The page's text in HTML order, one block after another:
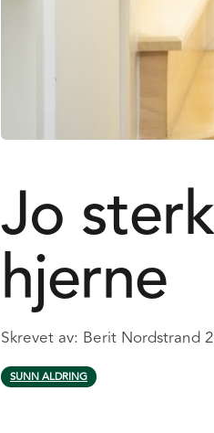
Jo
hjerne
Skrevet av: Berit Nordstrand
SUNN ALDRING